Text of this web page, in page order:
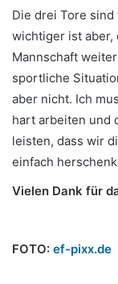
Die drei Tore
wichtiger ist aber,
Mannschaft
sportliche
aber nicht. Ich
hart arbeiten und
leisten, dass wir
einfach
Vielen Dank für
FOTO: ef-pixx.de